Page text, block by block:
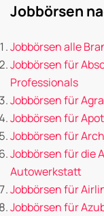
Jobbörsen
Jobbörsen alle
Jobbörsen für
Professionals
Jobbörsen für
Jobbörsen für
Jobbörsen für
Jobbörsen für die
Autowerkstatt
Jobbörsen für
Jobbörsen für